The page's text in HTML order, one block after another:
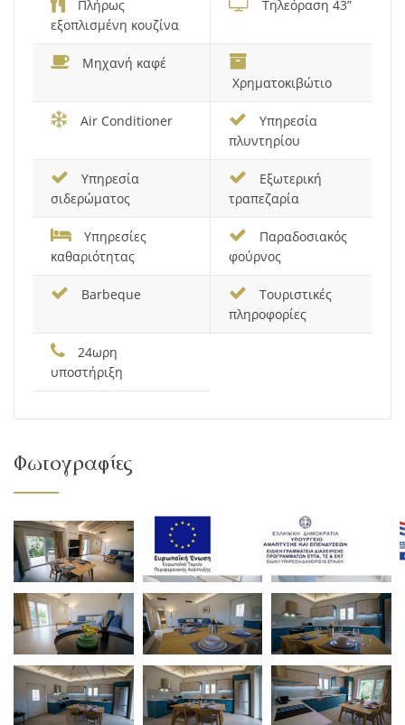
Πλήρως
εξοπλισμένη κουζίνα
Τηλεόραση 43”
Μηχανή καφέ
Χρηματοκιβώτιο
Air Conditioner
Υπηρεσία
πλυντηρίου
Υπηρεσία
σιδερώματος
Εξωτερική
τραπεζαρία
Υπηρεσίες
καθαριότητας
Παραδοσιακός
φούρνος
Barbeque
Τουριστικές
πληροφορίες
24ωρη
υποστήριξη
Φωτογραφίες